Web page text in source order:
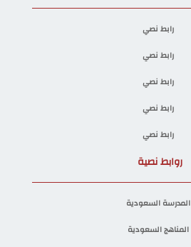
رابط نصي
رابط نصي
رابط نصي
رابط نصي
رابط نصي
روابط نصية
المدرسة السعودية
المناهج السعودية